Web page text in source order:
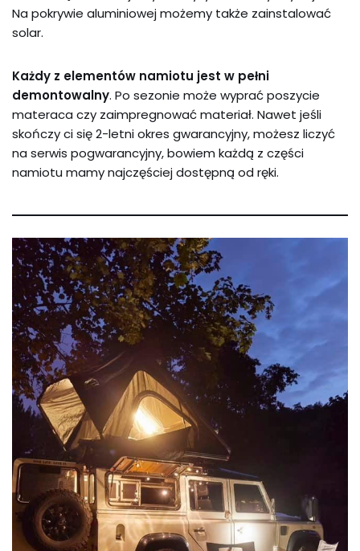
Na pokrywie aluminiowej możemy także zainstalować
solar.
Każdy z elementów namiotu jest w pełni
demontowalny. Po sezonie może wyprać poszycie
materaca czy zaimpregnować materiał. Nawet jeśli
skończy ci się 2-letni okres gwarancyjny, możesz liczyć
na serwis pogwarancyjny, bowiem każdą z części
namiotu mamy najczęściej dostępną od ręki.